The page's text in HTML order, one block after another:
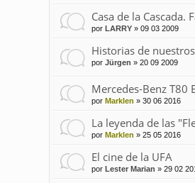
Casa de la Cascada.
por LARRY» 09 03 2009
Historias de
por Jürgen » 20 09 2009
Mercedes-Benz T80
por Marklen » 30 06 2016
La leyenda de las
por Marklen » 25 05 2016
El cine de la UFA
por Lester Marian » 29 02